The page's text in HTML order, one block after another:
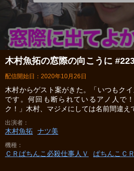
木村魚拓の窓際の向こうに
配信開始日：2020年10月26日
木村からゲスト案がきた。「いつもク
です。何回も断られているアノ人で
ク！」木村、マジメにしては名前間違え
出演者
木村魚拓 ナツ美
機種
ＣＲぱちんこ必殺仕事人Ｖ ぱちんこＣ